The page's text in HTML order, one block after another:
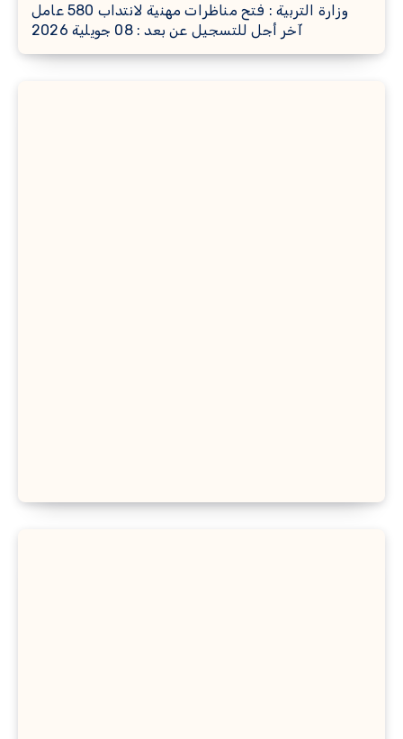
وزارة التربية : فتح مناظرات مهنية لانتداب 580 عامل
آخر أجل للتسجيل عن بعد : 08 جويلية 2026